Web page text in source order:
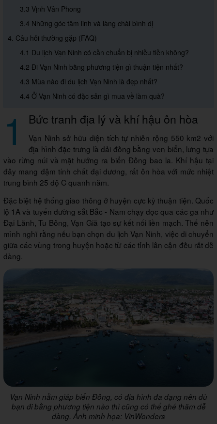
3.3 Vịnh Vân Phong
3.4 Những góc tâm linh và làng chài bình dị
4. Câu hỏi thường gặp (FAQ)
4.1 Du lịch Vạn Ninh có cần chuẩn bị nhiều tiền không?
4.2 Đi Vạn Ninh bằng phương tiện gì thuận tiện nhất?
4.3 Mùa nào đi du lịch Vạn Ninh là đẹp nhất?
4.4 Ở Vạn Ninh có đặc sản gì mua về làm quà?
1 Bức tranh địa lý và khí hậu ôn hòa
Vạn Ninh sở hữu diện tích tự nhiên rộng 550 km2 với
địa hình đặc trưng là dải đồng bằng ven biển, lưng tựa
vào rừng núi và mặt hướng ra biển Đông bao la. Khí hậu tại
đây mang đậm tính chất đại dương, rất ôn hòa với mức nhiệt
trung bình 25 độ C quanh năm.
Đặc biệt hệ thống giao thông ở huyện cực kỳ thuận tiện. Quốc
lộ 1A và tuyến đường sắt Bắc - Nam chạy dọc qua các ga như
Đại Lãnh, Tu Bông, Vạn Giã tạo sự kết nối liền mạch. Thế nên
mình nghĩ rằng nếu bạn chọn du lịch Vạn Ninh, việc di chuyển
giữa các vùng trong huyện hoặc từ các tỉnh lân cận đều rất dễ
dàng.
Vạn Ninh nằm giáp biển Đông, có địa hình đa dạng nên dù
bạn đi bằng phương tiện nào thì cũng có thể ghé thăm dễ
dàng. Ảnh minh họa: VinWonders